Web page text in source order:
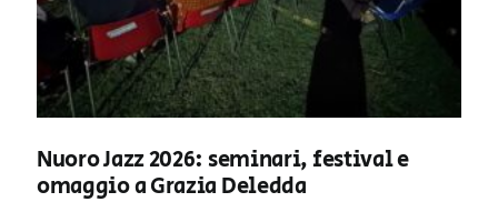
Nuoro Jazz 2026: seminari, festival e
omaggio a Grazia Deledda